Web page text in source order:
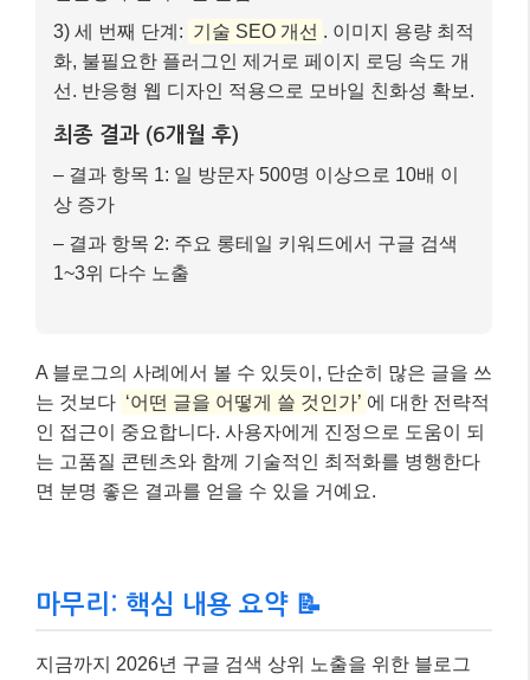
A 블로그의 사례에서 볼 수 있듯이, 단순히 많은 글을 쓰
는 것보다 ‘어떤 글을 어떻게 쓸 것인가’ 에 대한 전략적
인 접근이 중요합니다. 사용자에게 진정으로 도움이 되
면 분명 좋은 결과를 얻을 수 있을 거예요.
SEO 전략에 대해 자세히 알아보았습니다. 핵심은 결국
‘사용자 경험’ 과 ‘신뢰할 수 있는 고품질 콘텐츠’
에 있
다는 것을 다시 한번 강조하고 싶어요.
급변하는 검색 환경 속에서도 변하지 않는 진리는 바로
색 상위에서 빛을 발할 것입니다. 더 궁금한 점이 있다